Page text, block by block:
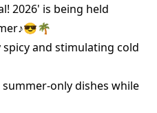
2026' is being held
and stimulating cold
only dishes while